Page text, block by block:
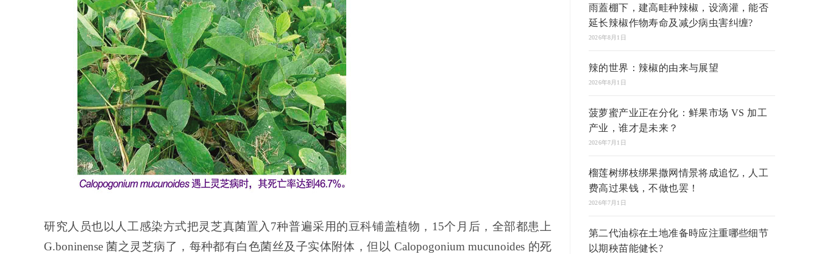
研究人员也以人工感染方式把灵芝真菌置入7种普遍采用的豆科铺盖植物，15个月后，全部都患上
G.boninense 菌之灵芝病了，每种都有白色菌丝及子实体附体，但以 Calopogonium mucunoides 的死
雨蓋棚下，建高畦种辣椒，设滴灌，能否
延长辣椒作物寿命及减少病虫害纠缠?
2026年8月1日
辣的世界：辣椒的由来与展望
2026年8月1日
菠萝蜜产业正在分化：鲜果市场 VS 加工
产业，谁才是未来？
2026年7月1日
榴莲树绑枝绑果撒网情景将成追忆，人工
费高过果钱，不做也罢！
2026年7月1日
第二代油棕在土地准备時应注重哪些细节
以期秧苗能健长?